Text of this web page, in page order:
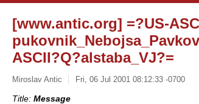
[www.antic.org] =?US-
ASCII?Q?alstaba_VJ?=
Miroslav Antic Fri, 06 Jul 2001 08:12:33 -0700
Title: Message